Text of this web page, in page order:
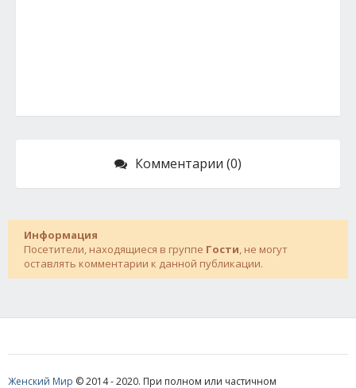
Комментарии (0)
Информация
Посетители, находящиеся в группе Гости, не могут
оставлять комментарии к данной публикации.
Женский Мир © 2014 - 2020. При полном или частичном